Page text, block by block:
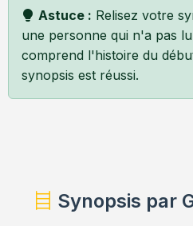
Astuce : Relisez votre
une personne qui n'a pas
comprend l'histoire du
synopsis est réussi.
Synopsis par